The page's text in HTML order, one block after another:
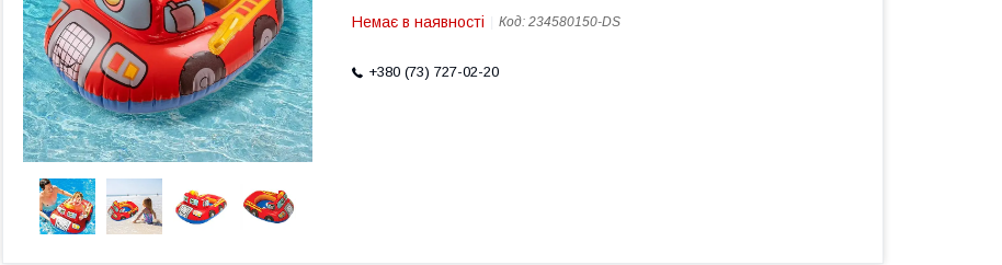
Немає в наявності Код: 234580150-DS
+380 (73) 727-02-20